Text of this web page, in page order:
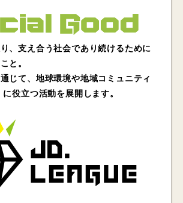
、支え合う社会であり続けるために
と。
じて、地球環境や地域コミュニティ
に役立つ活動を展開します。